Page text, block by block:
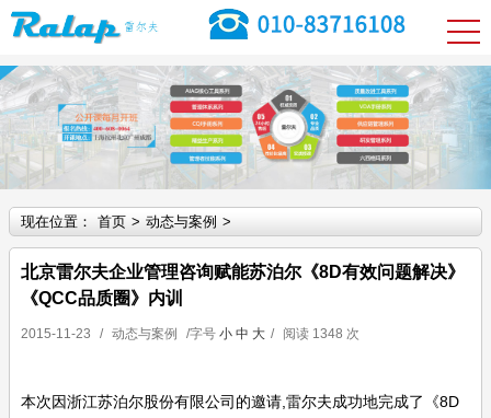
现在位置： 首页 > 动态与案例 >
北京雷尔夫企业管理咨询赋能苏泊尔《8D有效问题解决》
《QCC品质圈》内训
2015-11-23 / 动态与案例 /字号 小 中 大 / 阅读 1348 次
本次因浙江苏泊尔股份有限公司的邀请,雷尔夫成功地完成了《8D